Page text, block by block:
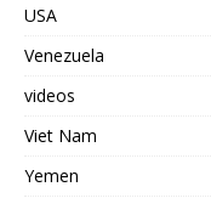
USA
Venezuela
videos
Viet Nam
Yemen